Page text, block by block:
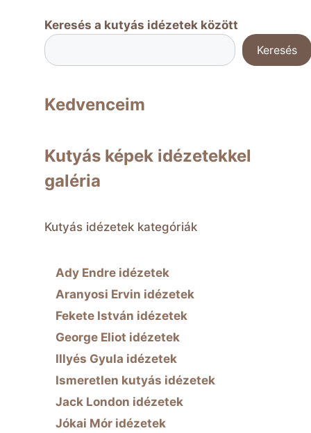
Keresés a kutyás idézetek között
Keresés
Kedvenceim
Kutyás képek idézetekkel
galéria
Kutyás idézetek kategóriák
Ady Endre idézetek
Aranyosi Ervin idézetek
Fekete István idézetek
George Eliot idézetek
Illyés Gyula idézetek
Ismeretlen kutyás idézetek
Jack London idézetek
Jókai Mór idézetek